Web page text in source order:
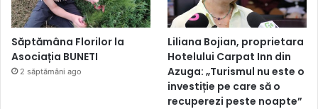
Săptămâna Florilor la
Asociația BUNETI
2 săptămâni ago
Liliana Bojian, proprietara
Hotelului Carpat Inn din
Azuga: „Turismul nu este o
investiție pe care să o
recuperezi peste noapte”